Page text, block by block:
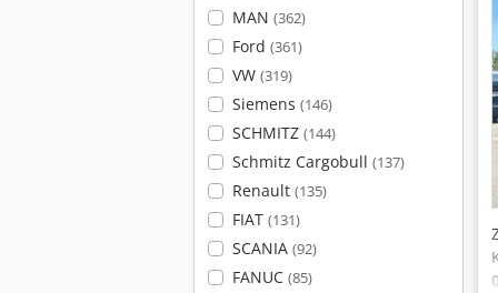
MAN (362)
Ford (361)
VW (319)
Siemens (146)
SCHMITZ (144)
Schmitz Cargobull (137)
Renault (135)
FIAT (131)
SCANIA (92)
FANUC (85)